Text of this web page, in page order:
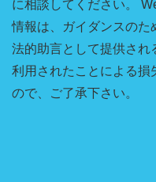
に相談してください。
情報は、ガイダンスのた
法的助言として提供され
利用されたことによる損
ので、ご了承下さい。